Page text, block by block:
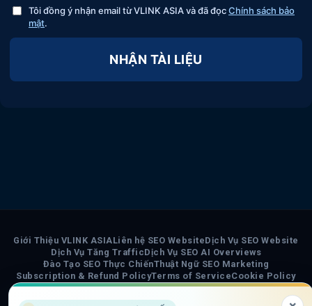
Tôi đồng ý nhận email từ VLINK ASIA và đã đọcChính sách bảo
mật.
NHẬN TÀI LIỆU
Giới Thiệu VLINK ASIALiên hệ SEO WebsiteDịch Vụ SEO Website
Dịch Vụ Tăng TrafficDịch Vụ SEO AI Overviews
Đào Tạo SEO Thực ChiếnThuật Ngữ SEO Marketing
Subscription & Refund PolicyTerms of ServiceCookie Policy
Privacy PolicyChính Sách Nội Dung AISơ đồ trang VLINK ASIA
Tin tức